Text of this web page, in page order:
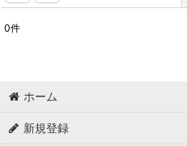
並び順:
0件
ホーム
新規登録